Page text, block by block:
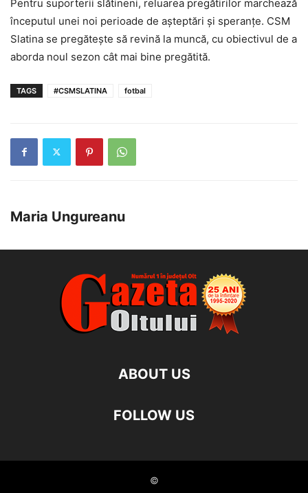
Pentru suporterii slătineni, reluarea pregătirilor marchează
începutul unei noi perioade de așteptări și speranțe. CSM
Slatina se pregătește să revină la muncă, cu obiectivul de a
aborda noul sezon cât mai bine pregătită.
TAGS #CSMSLATINA fotbal
Maria Ungureanu
ABOUT US
FOLLOW US
©